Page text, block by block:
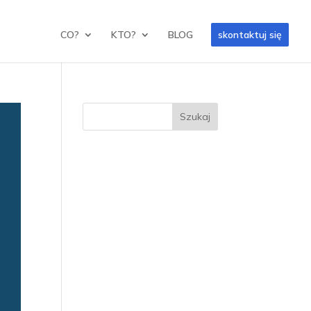
CO? KTO? BLOG skontaktuj się
Szukaj